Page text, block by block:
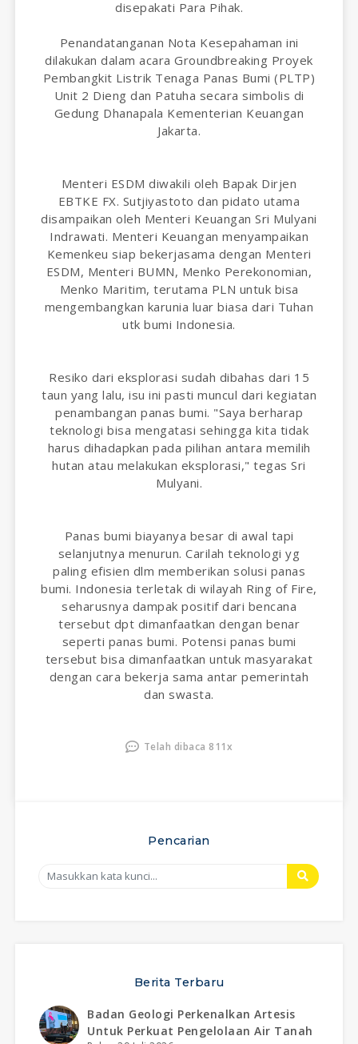
disepakati Para Pihak.
Penandatanganan Nota Kesepahaman ini
dilakukan dalam acara Groundbreaking Proyek
Pembangkit Listrik Tenaga Panas Bumi (PLTP)
Unit 2 Dieng dan Patuha secara simbolis di
Gedung Dhanapala Kementerian Keuangan
Jakarta.
Menteri ESDM diwakili oleh Bapak Dirjen
EBTKE FX. Sutjiyastoto dan pidato utama
disampaikan oleh Menteri Keuangan Sri Mulyani
Indrawati. Menteri Keuangan menyampaikan
Kemenkeu siap bekerjasama dengan Menteri
ESDM, Menteri BUMN, Menko Perekonomian,
Menko Maritim, terutama PLN untuk bisa
mengembangkan karunia luar biasa dari Tuhan
utk bumi Indonesia.
Resiko dari eksplorasi sudah dibahas dari 15
taun yang lalu, isu ini pasti muncul dari kegiatan
penambangan panas bumi. "Saya berharap
teknologi bisa mengatasi sehingga kita tidak
harus dihadapkan pada pilihan antara memilih
hutan atau melakukan eksplorasi," tegas Sri
Mulyani.
Panas bumi biayanya besar di awal tapi
selanjutnya menurun. Carilah teknologi yg
paling efisien dlm memberikan solusi panas
bumi. Indonesia terletak di wilayah Ring of Fire,
seharusnya dampak positif dari bencana
tersebut dpt dimanfaatkan dengan benar
seperti panas bumi. Potensi panas bumi
tersebut bisa dimanfaatkan untuk masyarakat
dengan cara bekerja sama antar pemerintah
dan swasta.
Telah dibaca 811x
Pencarian
Berita Terbaru
Badan Geologi Perkenalkan Artesis
Untuk Perkuat Pengelolaan Air Tanah